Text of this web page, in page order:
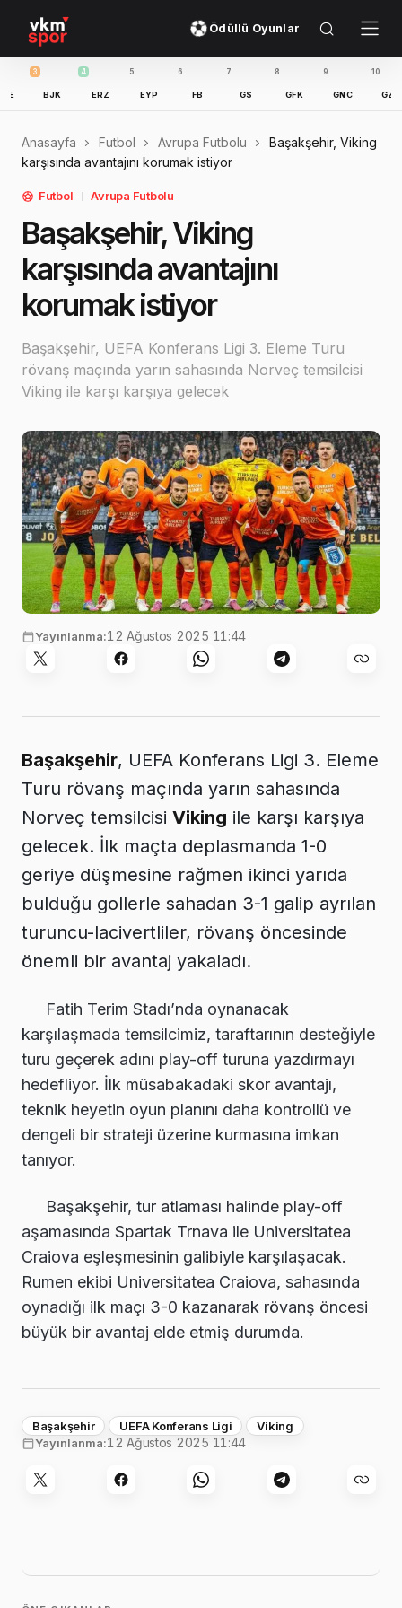
Ödüllü Oyunlar
BJK GZT
Anasayfa Futbol Avrupa Futbolu
Başakşehir, Viking
karşısında avantajını korumak istiyor
Futbol Avrupa Futbolu
Başakşehir, Viking
karşısında avantajını
korumak istiyor
Başakşehir, UEFA Konferans Ligi 3. Eleme Turu
rövanş maçında yarın sahasında Norveç temsilcisi
Viking ile karşı karşıya gelecek
Yayınlanma:12 Ağustos 2025 11:44
Başakşehir, UEFA Konferans Ligi 3. Eleme
Turu rövanş maçında yarın sahasında
Norveç temsilcisi Viking ile karşı karşıya
gelecek. İlk maçta deplasmanda 1-0
geriye düşmesine rağmen ikinci yarıda
bulduğu gollerle sahadan 3-1 galip ayrılan
turuncu-lacivertliler, rövanş öncesinde
önemli bir avantaj yakaladı.
Fatih Terim Stadı’nda oynanacak
karşılaşmada temsilcimiz, taraftarının desteğiyle
turu geçerek adını play-off turuna yazdırmayı
hedefliyor. İlk müsabakadaki skor avantajı,
teknik heyetin oyun planını daha kontrollü ve
dengeli bir strateji üzerine kurmasına imkan
tanıyor.
Başakşehir, tur atlaması halinde play-off
aşamasında Spartak Trnava ile Universitatea
Craiova eşleşmesinin galibiyle karşılaşacak.
Rumen ekibi Universitatea Craiova, sahasında
oynadığı ilk maçı 3-0 kazanarak rövanş öncesi
büyük bir avantaj elde etmiş durumda.
Başakşehir UEFA Konferans Ligi
Viking
Yayınlanma:12 Ağustos 2025 11:44